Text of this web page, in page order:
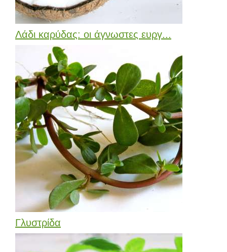
Λάδι καρύδας: οι άγνωστες ευργ...
Γλυστρίδα